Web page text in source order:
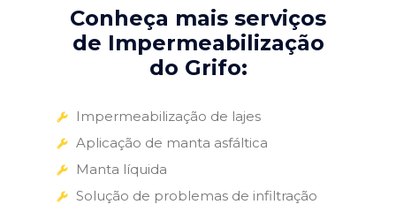
Conheça mais serviços
de Impermeabilização
do Grifo:
Impermeabilização de lajes
Aplicação de manta asfáltica
Manta líquida
Solução de problemas de infiltração